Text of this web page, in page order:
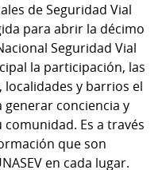
de Seguridad Vial
para abrir la décimo
Seguridad Vial
la participación, las
localidades y barrios el
conciencia y
Es a través
que son
en cada lugar.